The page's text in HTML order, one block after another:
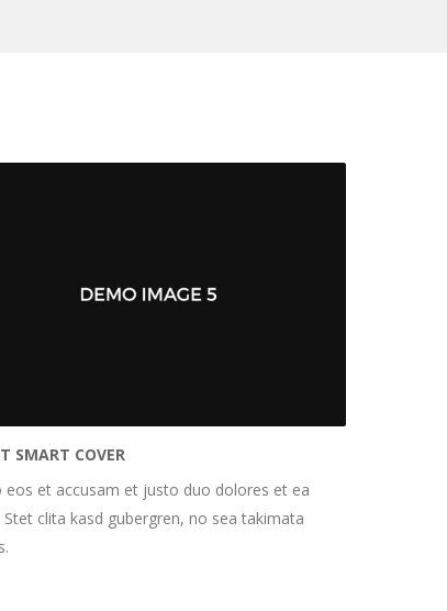
SMART COVER
eos et accusam et justo duo dolores et ea
Stet clita kasd gubergren, no sea takimata